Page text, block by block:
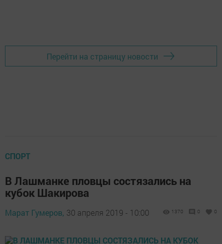
Перейти на страницу новости
СПОРТ
В Лашманке пловцы состязались на
кубок Шакирова
Марат Гумеров, 30 апреля 2019 - 10:00 1370 0 0